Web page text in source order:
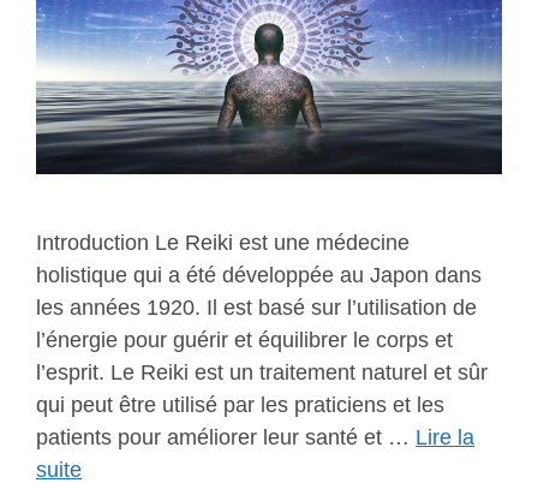
Introduction Le Reiki est une médecine
holistique qui a été développée au Japon dans
les années 1920. Il est basé sur l’utilisation de
l’énergie pour guérir et équilibrer le corps et
l’esprit. Le Reiki est un traitement naturel et sûr
qui peut être utilisé par les praticiens et les
patients pour améliorer leur santé et … Lire la
suite